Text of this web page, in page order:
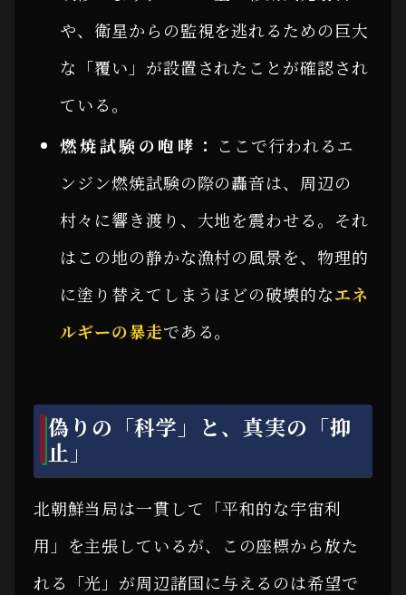
や、衛星からの監視を逃れるための巨大
な「覆い」が設置されたことが確認され
ている。
燃焼試験の咆哮： ここで行われるエ
ンジン燃焼試験の際の轟音は、周辺の
村々に響き渡り、大地を震わせる。それ
はこの地の静かな漁村の風景を、物理的
に塗り替えてしまうほどの破壊的なエネ
ルギーの暴走である。
偽りの「科学」と、真実の「抑
止」
北朝鮮当局は一貫して「平和的な宇宙利
用」を主張しているが、この座標から放た
れる「光」が周辺諸国に与えるのは希望で